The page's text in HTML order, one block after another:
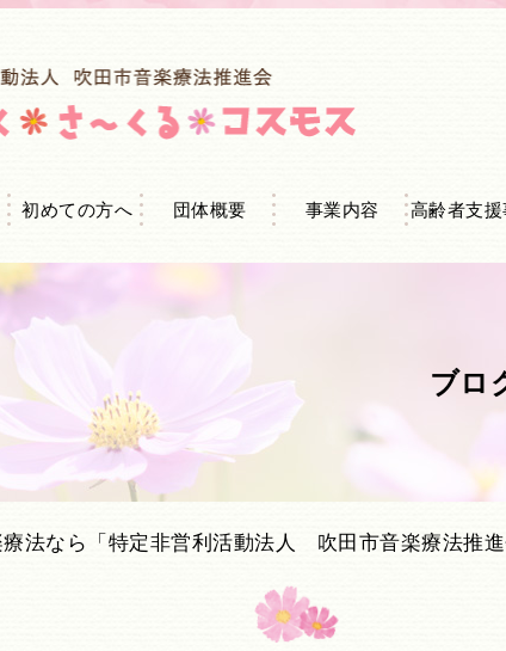
初めての方へ 団体概要 事業内容 高齢者支
ブロ
療法なら「特定非営利活動法人 吹田市音楽療法推